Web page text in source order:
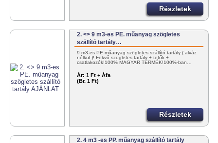
Részletek
2. <> 9 m3-es PE. műanyag szögletes
szállító tartály…
9 m3-es PE műanyag szögletes szállító tartály ( alváz
nélkül )! Fekvő szögletes tartály + tetők +
csatlakozók!100% MAGYAR TERMÉK!100%-ban…
Ár: 1 Ft + Áfa
(Br. 1 Ft)
Részletek
2. 4 m3 -es PP. műanyag szállító tartály